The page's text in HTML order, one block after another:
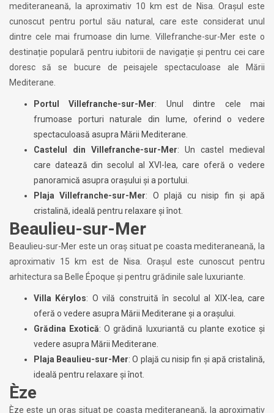
mediteraneană, la aproximativ 10 km est de Nisa. Orașul este
cunoscut pentru portul său natural, care este considerat unul
dintre cele mai frumoase din lume. Villefranche-sur-Mer este o
destinație populară pentru iubitorii de navigație și pentru cei care
doresc să se bucure de peisajele spectaculoase ale Mării
Mediterane.
Portul Villefranche-sur-Mer: Unul dintre cele mai
frumoase porturi naturale din lume, oferind o vedere
spectaculoasă asupra Mării Mediterane.
Castelul din Villefranche-sur-Mer: Un castel medieval
care datează din secolul al XVI-lea, care oferă o vedere
panoramică asupra orașului și a portului.
Plaja Villefranche-sur-Mer: O plajă cu nisip fin și apă
cristalină, ideală pentru relaxare și înot.
Beaulieu-sur-Mer
Beaulieu-sur-Mer este un oraș situat pe coasta mediteraneană, la
aproximativ 15 km est de Nisa. Orașul este cunoscut pentru
arhitectura sa Belle Époque și pentru grădinile sale luxuriante.
Villa Kérylos: O vilă construită în secolul al XIX-lea, care
oferă o vedere asupra Mării Mediterane și a orașului.
Grădina Exotică: O grădină luxuriantă cu plante exotice și
vedere asupra Mării Mediterane.
Plaja Beaulieu-sur-Mer: O plajă cu nisip fin și apă cristalină,
ideală pentru relaxare și înot.
Èze
Èze este un oraș situat pe coasta mediteraneană, la aproximativ